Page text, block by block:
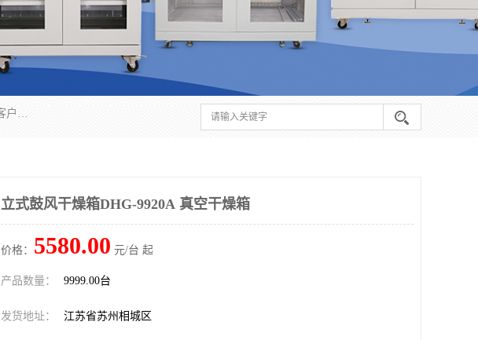
苏州纳冠电子设备有限公司位于苏州市相城区；我司依托国外先进技术结合国内用户的需求，为客户提供具有WMS功能的超低湿快速除湿电子防潮，压缩空气连续干燥柜、智能物料管理氮气储物柜、自制氮氮气柜、防潮氮气组合柜、不锈钢洁净氮气柜、洁净储物柜、石墨舟柜、亮灯导引丝网板存储柜、PCB柔性板气密干燥柜等
立式鼓风干燥箱DHG-9920A 真空干燥箱
价格： 5580.00 元/台 起
产品数量： 9999.00台
发货地址： 江苏省苏州相城区